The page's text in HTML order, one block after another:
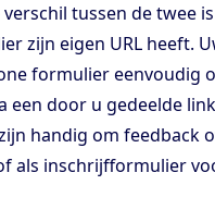
tussen de twee
zijn eigen URL heeft.
formulier eenvoudig
een door u gedeelde
handig om feedback
als inschrijfformulier